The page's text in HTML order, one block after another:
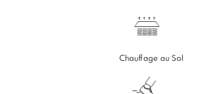
Chauffage au Sol